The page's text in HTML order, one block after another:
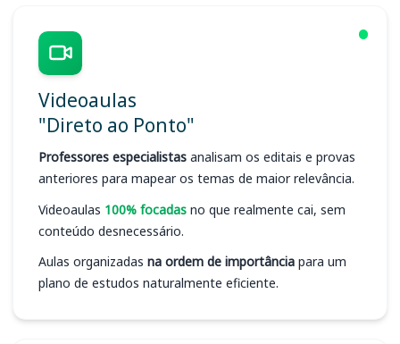
Videoaulas
"Direto ao Ponto"
Professores especialistas analisam os editais e provas
anteriores para mapear os temas de maior relevância.
Videoaulas 100% focadas no que realmente cai, sem
conteúdo desnecessário.
Aulas organizadas na ordem de importância para um
plano de estudos naturalmente eficiente.